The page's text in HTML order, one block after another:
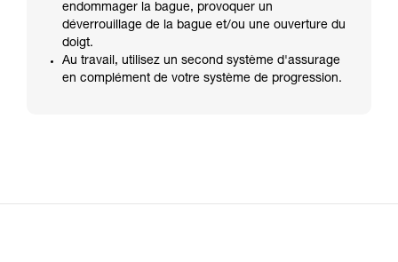
endommager la bague, provoquer un
déverrouillage de la bague et/ou une ouverture du
doigt.
Au travail, utilisez un second système d'assurage
en complément de votre système de progression.